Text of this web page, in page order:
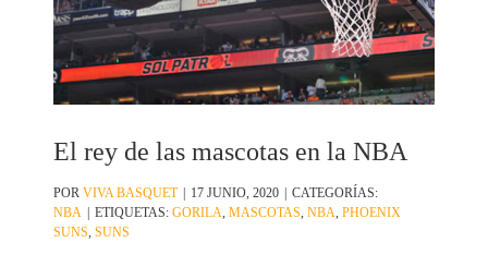
El rey de las mascotas en la NBA
PORVIVA BASQUET | 17 JUNIO, 2020 | CATEGORÍAS:
NBA | ETIQUETAS:GORILA ,MASCOTAS ,NBA ,PHOENIX
SUNS ,SUNS